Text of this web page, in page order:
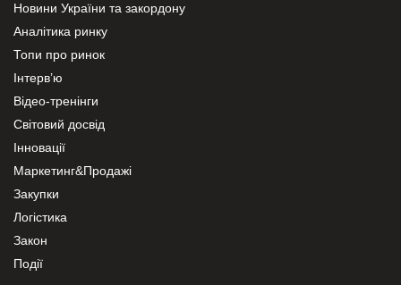
Новини України та закордону
Аналітика ринку
Топи про ринок
Інтерв’ю
Відео-тренінги
Світовий досвід
Інновації
Маркетинг&Продажі
Закупки
Логістика
Закон
Події